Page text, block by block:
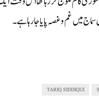
میں غم و غصہ پایا جارہا ہے۔
TARIQ SIDDIQUI